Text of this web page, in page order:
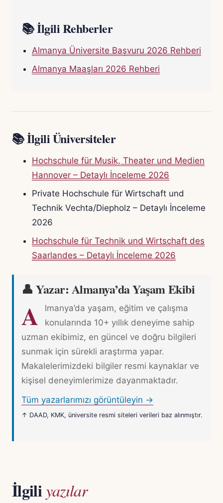
📚 İlgili Rehberler
Almanya Üniversite Başvuru 2026 Rehberi
Almanya Maaşları 2026 Rehberi
📚 İlgili Üniversiteler
Hochschule für Musik, Theater und Medien
Hannover – Detaylı İnceleme 2026
Private Hochschule für Wirtschaft und
Technik Vechta/Diepholz – Detaylı İnceleme
2026
Hochschule für Technik und Wirtschaft des
Saarlandes – Detaylı İnceleme 2026
👤 Yazar: Almanya’da Yaşam Ekibi
A
lmanya’da yaşam, eğitim ve çalışma
konularında 10+ yıllık deneyime sahip
uzman ekibimiz, en güncel ve doğru bilgileri
sunmak için sürekli araştırma yapar.
Makalelerimizdeki bilgiler resmi kaynaklar ve
kişisel deneyimlerimize dayanmaktadır.
Tüm yazarlarımızı görüntüleyin →
↑ DAAD, KMK, üniversite resmi siteleri verileri baz alınmıştır.
İlgiliyazılar